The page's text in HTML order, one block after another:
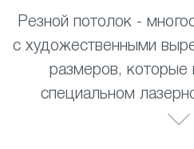
Резной потолок -
с художественными
размеров, которые
специальном